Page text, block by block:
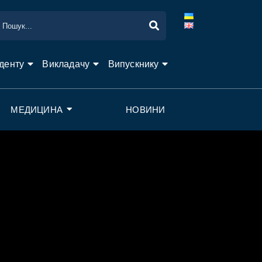
Викладачу Випускнику
МЕДИЦИНА НОВИНИ